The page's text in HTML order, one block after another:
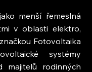
menší řemeslná
v oblasti elektro,
Fotovoltaika
systémy
majitelů rodinných